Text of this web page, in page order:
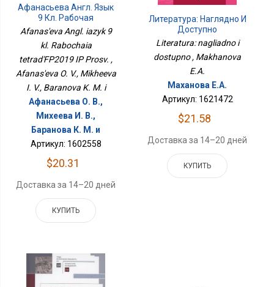
Афанасьева Англ. Язык
9 Кл. Рабочая
ТетрадьФП2019 ИП
Просв.
Afanas'eva Angl. iazyk 9
kl. Rabochaia
tetrad'FP2019 IP Prosv. ,
Afanas'eva O. V., Mikheeva
I. V., Baranova K. M. i
Афанасьева О. В.,
Михеева И. В.,
Баранова К. М. и
Артикул: 1602558
$20.31
Доставка за 14–20 дней
КУПИТЬ
Литература: Наглядно И
Доступно
Literatura: nagliadno i
dostupno , Makhanova
E.A.
Маханова Е.А.
Артикул: 1621472
$21.58
Доставка за 14–20 дней
КУПИТЬ